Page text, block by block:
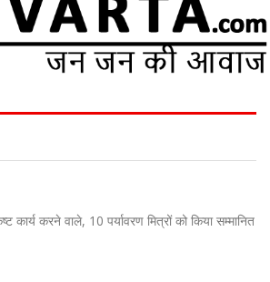
कार्य करने वाले, 10 पर्यावरण मित्रों को किया सम्मानित